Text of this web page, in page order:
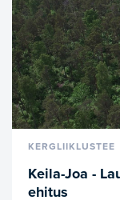
KERGLIIKLUSTEE
Keila-Joa -
ehitus